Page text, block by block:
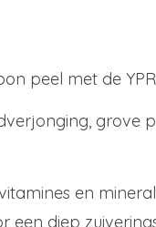
peel met de
grove
en
diep